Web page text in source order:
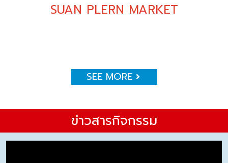
SUAN PLERN MARKET
SEE MORE
ข่าวสารกิจกรรม